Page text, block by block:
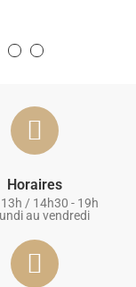
Horaires
/ 14h30 - 19h
au vendredi